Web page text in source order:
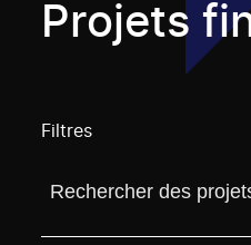
Projets
Filtres
Trouvez un projetVous